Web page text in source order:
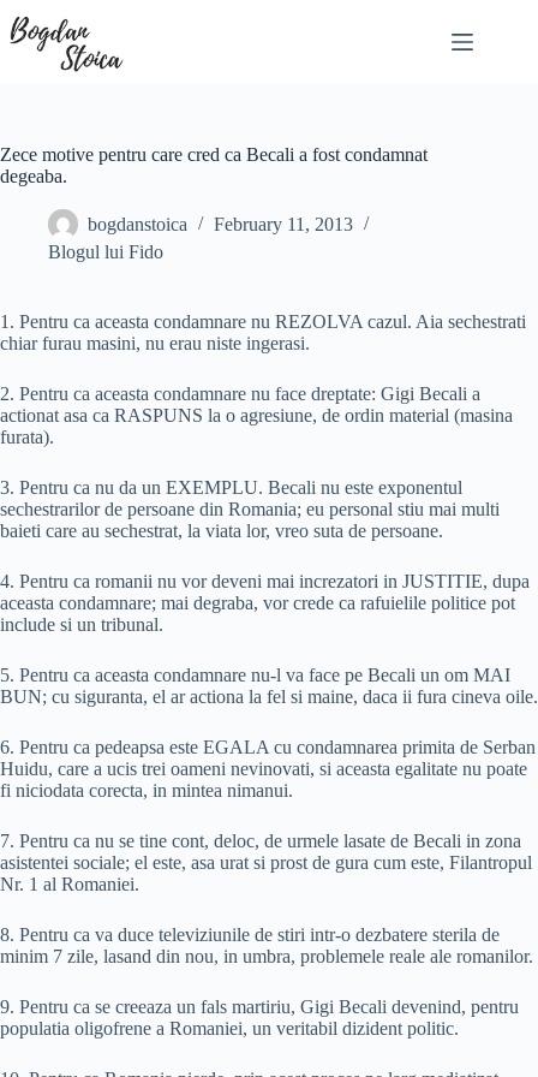
to
content
Zece motive pentru care cred ca Becali a fost condamnat
degeaba.
bogdanstoica
February 11, 2013
Blogul lui Fido
1. Pentru ca aceasta condamnare nu REZOLVA cazul. Aia sechestrati
chiar furau masini, nu erau niste ingerasi.
2. Pentru ca aceasta condamnare nu face dreptate: Gigi Becali a
actionat asa ca RASPUNS la o agresiune, de ordin material (masina
furata).
3. Pentru ca nu da un EXEMPLU. Becali nu este exponentul
sechestrarilor de persoane din Romania; eu personal stiu mai multi
baieti care au sechestrat, la viata lor, vreo suta de persoane.
4. Pentru ca romanii nu vor deveni mai increzatori in JUSTITIE, dupa
aceasta condamnare; mai degraba, vor crede ca rafuielile politice pot
include si un tribunal.
5. Pentru ca aceasta condamnare nu-l va face pe Becali un om MAI
BUN; cu siguranta, el ar actiona la fel si maine, daca ii fura cineva oile.
6. Pentru ca pedeapsa este EGALA cu condamnarea primita de Serban
Huidu, care a ucis trei oameni nevinovati, si aceasta egalitate nu poate
fi niciodata corecta, in mintea nimanui.
7. Pentru ca nu se tine cont, deloc, de urmele lasate de Becali in zona
asistentei sociale; el este, asa urat si prost de gura cum este, Filantropul
Nr. 1 al Romaniei.
8. Pentru ca va duce televiziunile de stiri intr-o dezbatere sterila de
minim 7 zile, lasand din nou, in umbra, problemele reale ale romanilor.
9. Pentru ca se creeaza un fals martiriu, Gigi Becali devenind, pentru
populatia oligofrene a Romaniei, un veritabil dizident politic.